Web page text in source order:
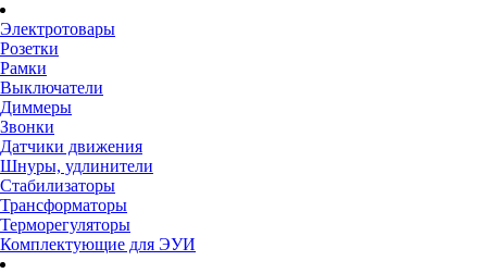
Электротовары
Розетки
Рамки
Выключатели
Диммеры
Звонки
Датчики движения
Шнуры, удлинители
Стабилизаторы
Трансформаторы
Терморегуляторы
Комплектующие для ЭУИ